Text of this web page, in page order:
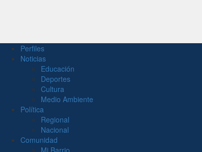
Perfiles
Noticias
Educación
Deportes
Cultura
Medio Ambiente
Política
Regional
Nacional
Comunidad
Mi Barrio